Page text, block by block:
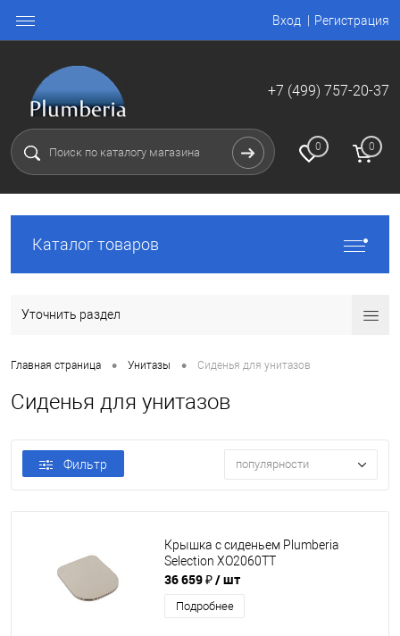
Вход Регистрация
+7 (499) 757-20-37
0 0
Каталог товаров
Уточнить раздел
Главная страница • Унитазы • Сиденья для унитазов
Сиденья для унитазов
Фильтр популярности
Крышка с сиденьем Plumberia
Selection XO2060TT
36 659 ₽/ шт
Подробнее